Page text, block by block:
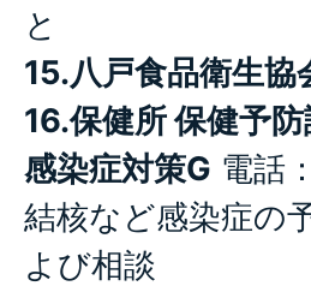
と
15.八戸食品衛生協
16.保健所 保健予
感染症対策G 電話
結核など感染症の
よび相談